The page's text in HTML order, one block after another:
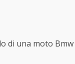
di una moto Bmw